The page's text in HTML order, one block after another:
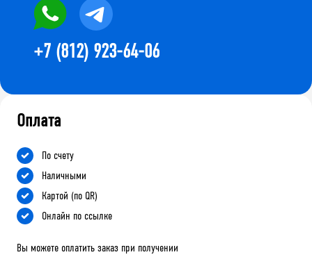
+7 (812) 923-64-06
Оплата
По счету
Наличными
Картой (по QR)
Онлайн по ссылке
Вы можете оплатить заказ при получении